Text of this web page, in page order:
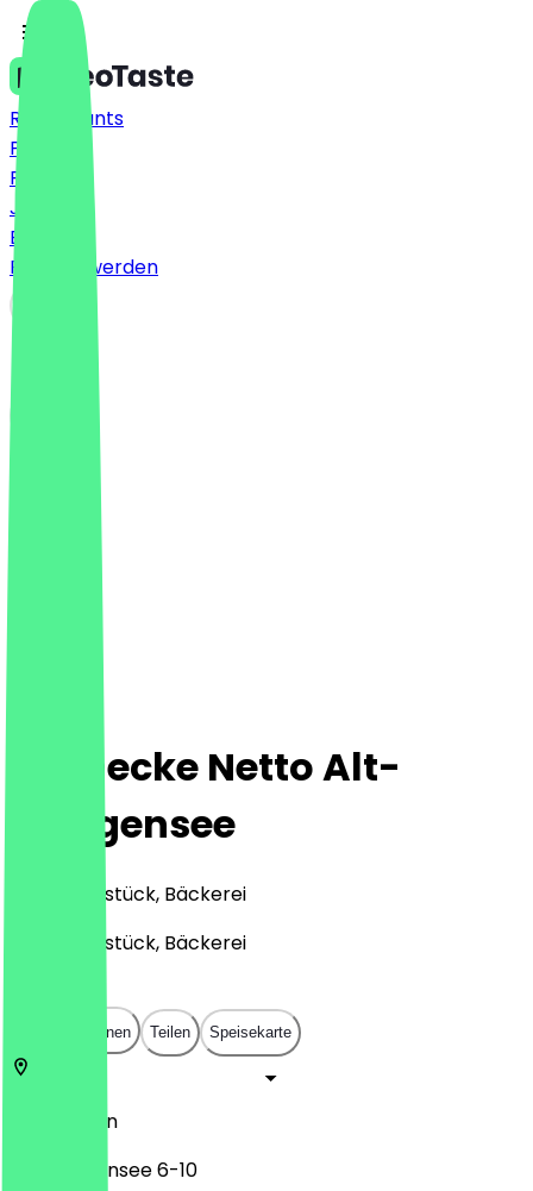
Restaurants
Preise
FAQ
Jobs
Blog
Partner werden
Steinecke Netto Alt-
Heiligensee
Café, Frühstück, Bäckerei
Café, Frühstück, Bäckerei
In App öffnen Teilen Speisekarte
Berlin
Alt-Heiligensee 6-10